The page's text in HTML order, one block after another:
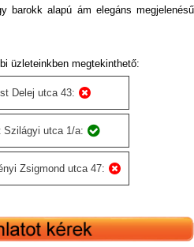
barokk alapú ám elegáns megjelenésű
üzleteinkben megtekinthető:
Delej utca 43:
Szilágyi utca 1/a:
Zsigmond utca 47: